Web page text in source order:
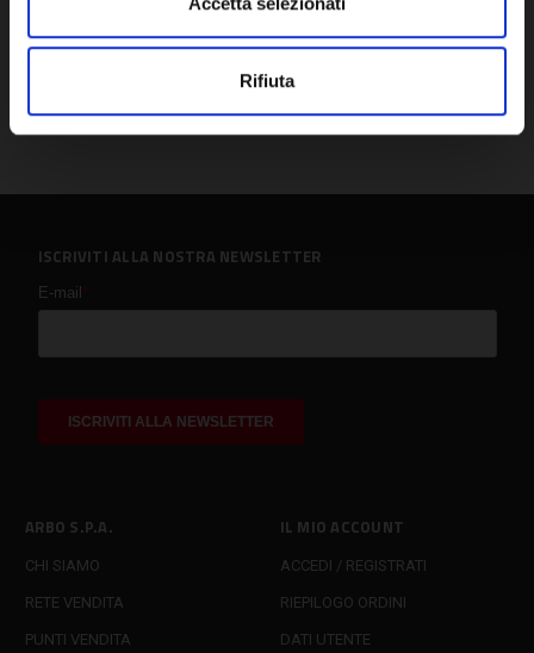
Rifiuta
ARBO S.P.A.
CHI SIAMO
RETE VENDITA
PUNTI VENDITA
IL MIO ACCOUNT
ACCEDI / REGISTRATI
RIEPILOGO ORDINI
DATI UTENTE
ISCRIVITI ALLA NOSTRA NEWSLETTER